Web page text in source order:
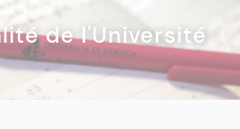
de l'Université